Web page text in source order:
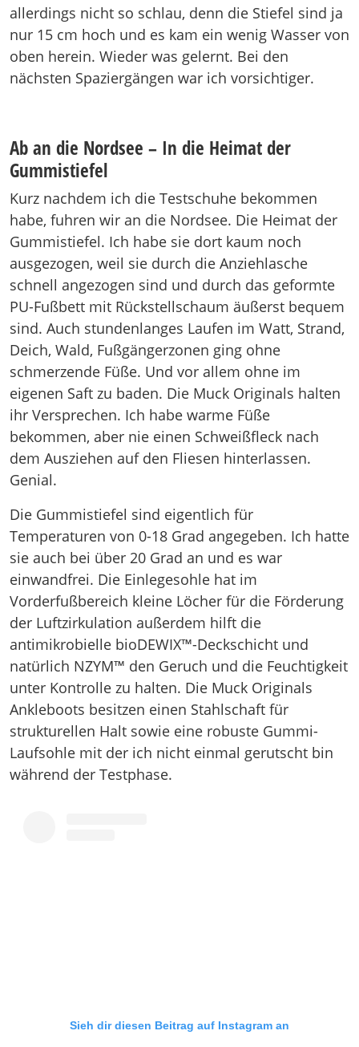
allerdings nicht so schlau, denn die Stiefel sind ja
nur 15 cm hoch und es kam ein wenig Wasser von
oben herein. Wieder was gelernt. Bei den
nächsten Spaziergängen war ich vorsichtiger.
Ab an die Nordsee – In die Heimat der
Gummistiefel
Kurz nachdem ich die Testschuhe bekommen
habe, fuhren wir an die Nordsee. Die Heimat der
Gummistiefel. Ich habe sie dort kaum noch
ausgezogen, weil sie durch die Anziehlasche
schnell angezogen sind und durch das geformte
PU-Fußbett mit Rückstellschaum äußerst bequem
sind. Auch stundenlanges Laufen im Watt, Strand,
Deich, Wald, Fußgängerzonen ging ohne
schmerzende Füße. Und vor allem ohne im
eigenen Saft zu baden. Die Muck Originals halten
ihr Versprechen. Ich habe warme Füße
bekommen, aber nie einen Schweißfleck nach
dem Ausziehen auf den Fliesen hinterlassen.
Genial.
Die Gummistiefel sind eigentlich für
Temperaturen von 0-18 Grad angegeben. Ich hatte
sie auch bei über 20 Grad an und es war
einwandfrei. Die Einlegesohle hat im
Vorderfußbereich kleine Löcher für die Förderung
der Luftzirkulation außerdem hilft die
antimikrobielle bioDEWIX™-Deckschicht und
natürlich NZYM™ den Geruch und die Feuchtigkeit
unter Kontrolle zu halten. Die Muck Originals
Ankleboots besitzen einen Stahlschaft für
strukturellen Halt sowie eine robuste Gummi-
Laufsohle mit der ich nicht einmal gerutscht bin
während der Testphase.
Sieh dir diesen Beitrag auf Instagram an